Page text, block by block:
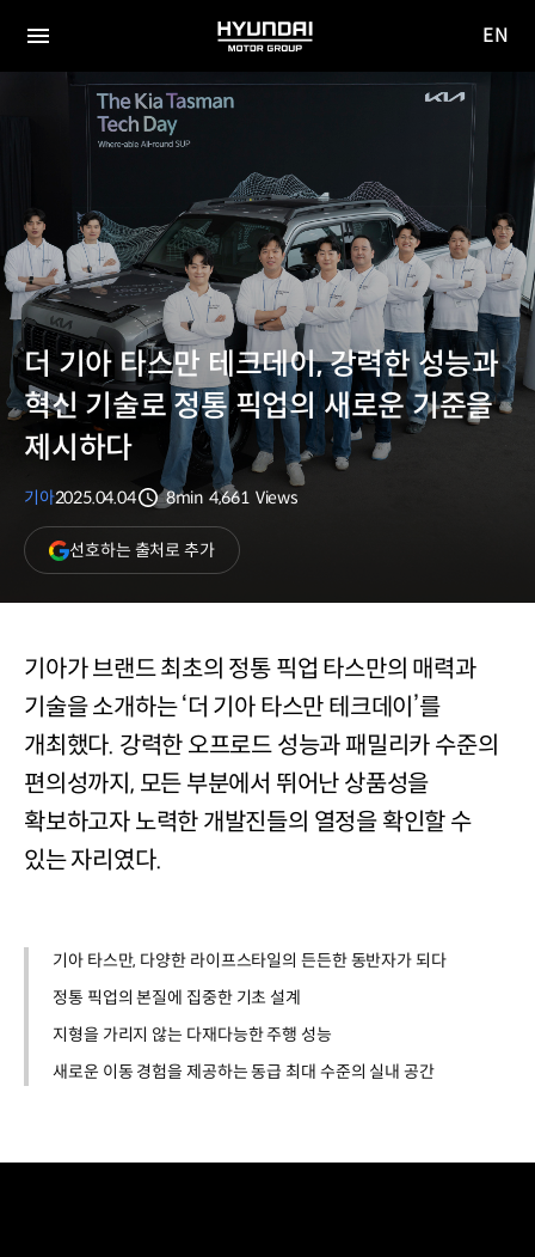
전체
HYUNDAI
MOTOR
GROUP
EN
더 기아 타스만 테크데이, 강력한 성능과
혁신 기술로 정통 픽업의 새로운 기준을
제시하다
기아2025.04.04
8min 4,661 Views
선호하는 출처로 추가(새
창
열림)
기아가 브랜드 최초의 정통 픽업 타스만의 매력과
기술을 소개하는 ‘더 기아 타스만 테크데이’를
개최했다. 강력한 오프로드 성능과 패밀리카 수준의
편의성까지, 모든 부분에서 뛰어난 상품성을
확보하고자 노력한 개발진들의 열정을 확인할 수
있는 자리였다.
기아 타스만, 다양한 라이프스타일의 든든한 동반자가 되다
정통 픽업의 본질에 집중한 기초 설계
지형을 가리지 않는 다재다능한 주행 성능
새로운 이동 경험을 제공하는 동급 최대 수준의 실내 공간